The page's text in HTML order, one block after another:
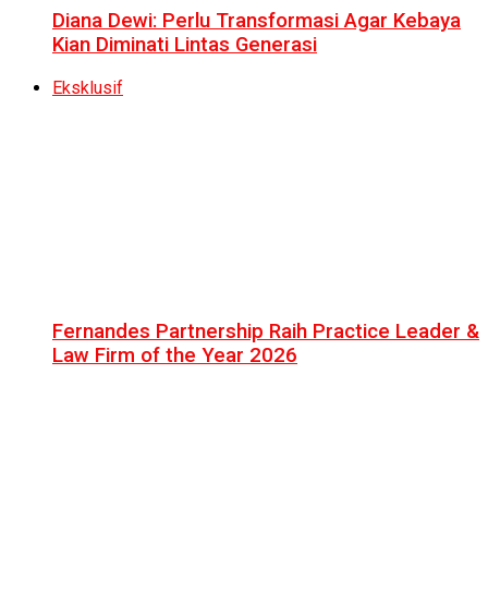
Diana Dewi: Perlu Transformasi Agar Kebaya
Kian Diminati Lintas Generasi
Eksklusif
Fernandes Partnership Raih Practice Leader &
Law Firm of the Year 2026